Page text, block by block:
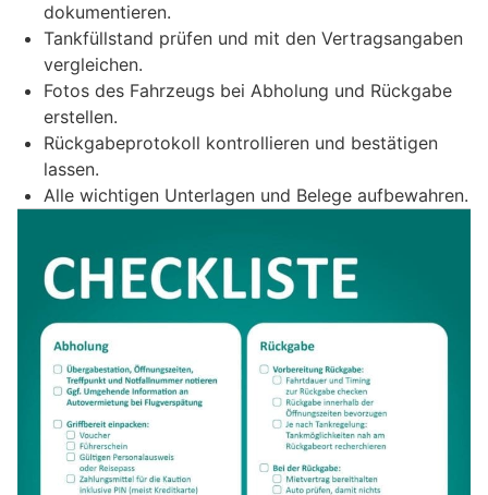
dokumentieren.
Tankfüllstand prüfen und mit den Vertragsangaben
vergleichen.
Fotos des Fahrzeugs bei Abholung und Rückgabe
erstellen.
Rückgabeprotokoll kontrollieren und bestätigen
lassen.
Alle wichtigen Unterlagen und Belege aufbewahren.